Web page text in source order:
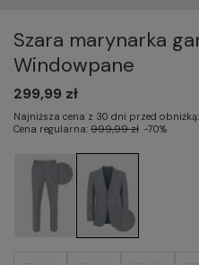
Szara marynarka
Windowpane
299,99 zł
Najniższa cena z 30 dni przed obniżką:
Cena regularna: 999,99 zł -70%